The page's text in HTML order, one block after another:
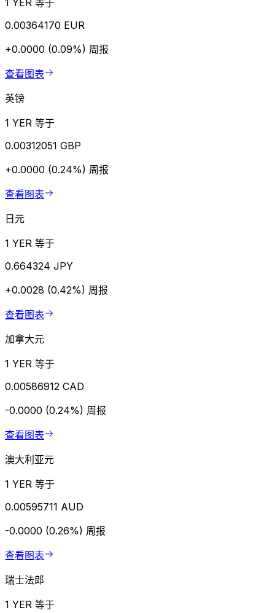
1 YER 等于
0.00364170 EUR
+0.0000 (0.09%) 周报
查看图表
英镑
1 YER 等于
0.00312051 GBP
+0.0000 (0.24%) 周报
查看图表
日元
1 YER 等于
0.664324 JPY
+0.0028 (0.42%) 周报
查看图表
加拿大元
1 YER 等于
0.00586912 CAD
-0.0000 (0.24%) 周报
查看图表
澳大利亚元
1 YER 等于
0.00595711 AUD
-0.0000 (0.26%) 周报
查看图表
瑞士法郎
1 YER 等于